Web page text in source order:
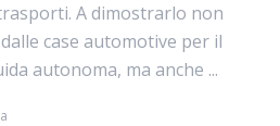
A dimostrarlo non
case automotive per il
autonoma, ma anche ...